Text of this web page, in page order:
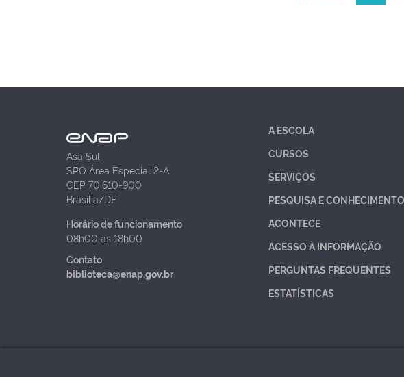
Asa Sul
SPO Área Especial 2-A
CEP 70.610-900
Brasília/DF
Horário de funcionamento
08h00 às 18h00
Contato
biblioteca@enap.gov.br
A ESCOLA
CURSOS
SERVIÇOS
PESQUISA E CONHECIMENTO
ACONTECE
ACESSO À INFORMAÇÃO
PERGUNTAS FREQUENTES
ESTATÍSTICAS